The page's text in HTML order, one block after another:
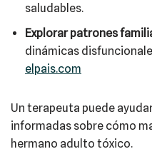
saludables.​
Explorar patrones
dinámicas
elpais.com
Un terapeuta puede
informadas sobre cómo
hermano adulto tóxico.​